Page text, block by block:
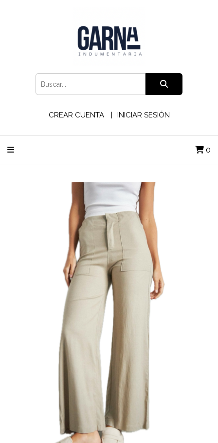
CREAR CUENTA INICIAR SESIÓN
0